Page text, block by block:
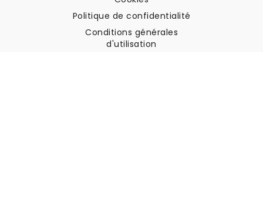
Politique de confidentialité
Conditions générales
d'utilisation